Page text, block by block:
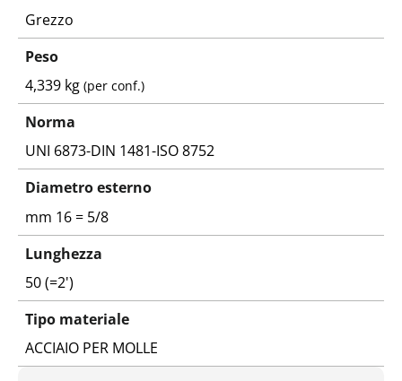
Grezzo
Peso
4,339 kg(per conf.)
Norma
UNI 6873-DIN 1481-ISO 8752
Diametro esterno
mm 16 = 5/8
Lunghezza
50 (=2')
Tipo materiale
ACCIAIO PER MOLLE